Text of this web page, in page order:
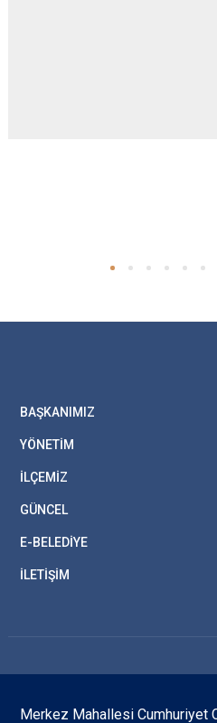
BAŞKANIMIZ
YÖNETİM
İLÇEMİZ
GÜNCEL
E-BELEDİYE
İLETİŞİM
Merkez Mahallesi Cumhuriyet